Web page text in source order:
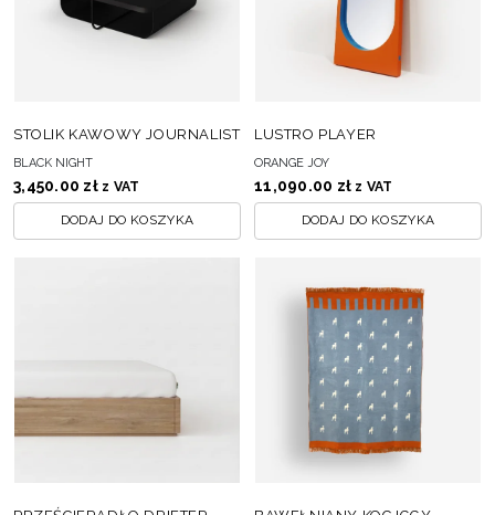
STOLIK KAWOWY JOURNALIST
BLACK NIGHT
3,450.00 zł z VAT
DODAJ DO KOSZYKA
LUSTRO PLAYER
ORANGE JOY
11,090.00 zł z VAT
DODAJ DO KOSZYKA